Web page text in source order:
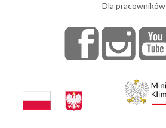
Dla pracowników